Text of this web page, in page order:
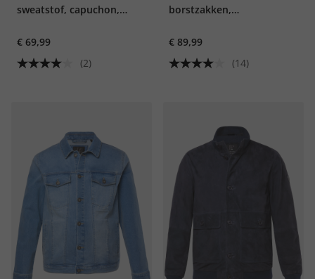
sweatstof, capuchon,
tot 8XL
€ 69,99
(2)
borstzakken,
€ 89,99
(14)